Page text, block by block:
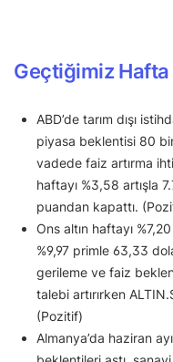
Geçtiğimiz Hafta
ABD’de tarım dışı
piyasa beklentisi 80
vadede faiz artırma
haftayı %3,58 artışla
puandan kapattı.
Ons altın haftayı
%9,97 primle 63,33
gerileme ve faiz
talebi artırırken
(Pozitif)
Almanya’da haziran